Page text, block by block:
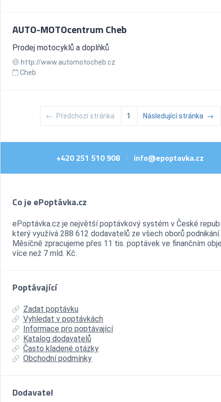
AUTO-MOTOcentrum Cheb
Prodej motocyklů a doplňků
http://www.automotocheb.cz
Cheb
← Předchozí stránka 1 Následující stránka →
+420 251 510 908 | info@epoptavka.cz
Co je ePoptávka.cz
ePoptávka.cz je největší poptávkový systém v České
který využívá 288 612 dodavatelů ze všech oborů podnikání.
Měsíčně zpracujeme přes 11 tis. poptávek ve finančním
více než 7 mld. Kč.
Poptávající
Zadat poptávku
Vyhledat v poptávkách
Informace pro poptávající
Katalog dodavatelů
Často kladené otázky
Obchodní podmínky
Dodavatel